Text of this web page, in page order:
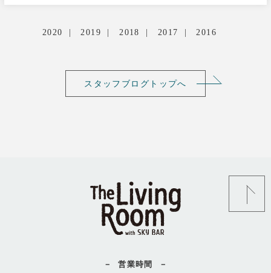
2020 2019 2018 2017 2016
スタッフブログトップへ
営業時間